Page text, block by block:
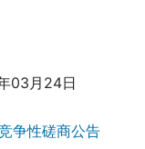
日
争性磋商公告